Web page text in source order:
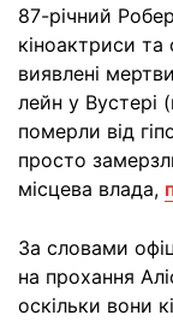
87-річний
кіноактриси та
виявлені
лейн у Вустері
померли від
просто
місцева влада,
За словами
на прохання
оскільки вони